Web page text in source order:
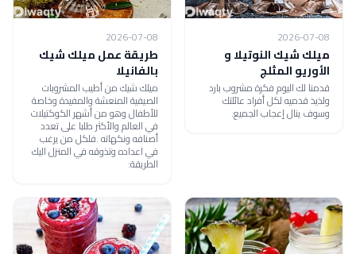
2026-07-08
ميلك شيك النوتيلا و
الأوريو المثلج
قدمنا لك اليوم فكرة مشروب بارد
ولذيذ قدميه لكل أفراد عائلتك
وسوف ينال إعجاب الجميع.
2026-07-08
طريقة عمل ميلك شيك
بالفانيلا
ميلك شيك من أطيب المشروبات
الصيفية المنعشة والمفيدة وخاصة
للأطفال وهو من أشهر الكوكتيلات
في العالم والأكثر طلبا على تعدد
أصنافه ونكهاته .فلكل من يرغب
في اعداده وتذوقه في المنزل اليك
الطريقة: